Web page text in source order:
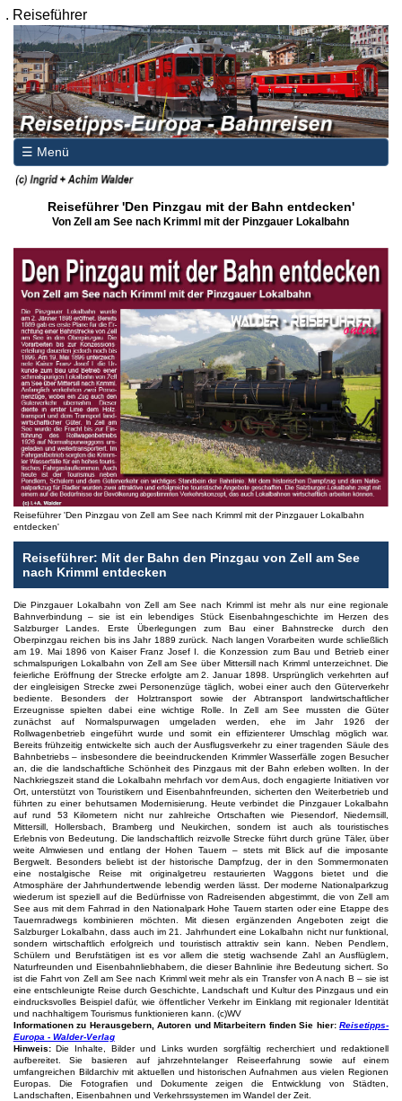
. Reiseführer
☰ Menü
Reiseführer 'Den Pinzgau mit der Bahn entdecken'
Von Zell am See nach Krimml mit der Pinzgauer Lokalbahn
Reiseführer 'Den Pinzgau von Zell am See nach Krimml mit der Pinzgauer Lokalbahn
entdecken'
Reiseführer: Mit der Bahn den Pinzgau von Zell am See
nach Krimml entdecken
Die Pinzgauer Lokalbahn von Zell am See nach Krimml ist mehr als nur eine regionale
Bahnverbindung – sie ist ein lebendiges Stück Eisenbahngeschichte im Herzen des
Salzburger Landes. Erste Überlegungen zum Bau einer Bahnstrecke durch den
Oberpinzgau reichen bis ins Jahr 1889 zurück. Nach langen Vorarbeiten wurde schließlich
am 19. Mai 1896 von Kaiser Franz Josef I. die Konzession zum Bau und Betrieb einer
schmalspurigen Lokalbahn von Zell am See über Mittersill nach Krimml unterzeichnet. Die
feierliche Eröffnung der Strecke erfolgte am 2. Januar 1898. Ursprünglich verkehrten auf
der eingleisigen Strecke zwei Personenzüge täglich, wobei einer auch den Güterverkehr
bediente. Besonders der Holztransport sowie der Abtransport landwirtschaftlicher
Erzeugnisse spielten dabei eine wichtige Rolle. In Zell am See mussten die Güter
zunächst auf Normalspurwagen umgeladen werden, ehe im Jahr 1926 der
Rollwagenbetrieb eingeführt wurde und somit ein effizienterer Umschlag möglich war.
Bereits frühzeitig entwickelte sich auch der Ausflugsverkehr zu einer tragenden Säule des
Bahnbetriebs – insbesondere die beeindruckenden Krimmler Wasserfälle zogen Besucher
an, die die landschaftliche Schönheit des Pinzgaus mit der Bahn erleben wollten. In der
Nachkriegszeit stand die Lokalbahn mehrfach vor dem Aus, doch engagierte Initiativen vor
Ort, unterstützt von Touristikern und Eisenbahnfreunden, sicherten den Weiterbetrieb und
führten zu einer behutsamen Modernisierung. Heute verbindet die Pinzgauer Lokalbahn
auf rund 53 Kilometern nicht nur zahlreiche Ortschaften wie Piesendorf, Niedernsill,
Mittersill, Hollersbach, Bramberg und Neukirchen, sondern ist auch als touristisches
Erlebnis von Bedeutung. Die landschaftlich reizvolle Strecke führt durch grüne Täler, über
weite Almwiesen und entlang der Hohen Tauern – stets mit Blick auf die imposante
Bergwelt. Besonders beliebt ist der historische Dampfzug, der in den Sommermonaten
eine nostalgische Reise mit originalgetreu restaurierten Waggons bietet und die
Atmosphäre der Jahrhundertwende lebendig werden lässt. Der moderne Nationalparkzug
wiederum ist speziell auf die Bedürfnisse von Radreisenden abgestimmt, die von Zell am
See aus mit dem Fahrrad in den Nationalpark Hohe Tauern starten oder eine Etappe des
Tauernradwegs kombinieren möchten. Mit diesen ergänzenden Angeboten zeigt die
Salzburger Lokalbahn, dass auch im 21. Jahrhundert eine Lokalbahn nicht nur funktional,
sondern wirtschaftlich erfolgreich und touristisch attraktiv sein kann. Neben Pendlern,
Schülern und Berufstätigen ist es vor allem die stetig wachsende Zahl an Ausflüglern,
Naturfreunden und Eisenbahnliebhabern, die dieser Bahnlinie ihre Bedeutung sichert. So
ist die Fahrt von Zell am See nach Krimml weit mehr als ein Transfer von A nach B – sie ist
eine entschleunigte Reise durch Geschichte, Landschaft und Kultur des Pinzgaus und ein
eindrucksvolles Beispiel dafür, wie öffentlicher Verkehr im Einklang mit regionaler Identität
und nachhaltigem Tourismus funktionieren kann. (c)WV
Informationen zu Herausgebern, Autoren und Mitarbeitern finden Sie hier:Reisetipps-
Europa - Walder-Verlag
Hinweis:Die Inhalte, Bilder und Links wurden sorgfältig recherchiert und redaktionell
aufbereitet. Sie basieren auf jahrzehntelanger Reiseerfahrung sowie auf einem
umfangreichen Bildarchiv mit aktuellen und historischen Aufnahmen aus vielen Regionen
Europas. Die Fotografien und Dokumente zeigen die Entwicklung von Städten,
Landschaften, Eisenbahnen und Verkehrssystemen im Wandel der Zeit.